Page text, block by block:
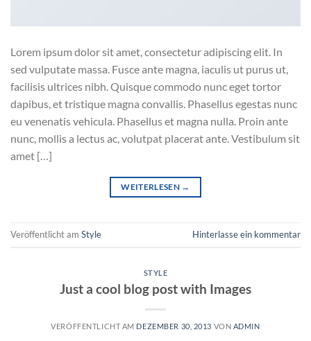
Lorem ipsum dolor sit amet, consectetur adipiscing elit. In
sed vulputate massa. Fusce ante magna, iaculis ut purus ut,
facilisis ultrices nibh. Quisque commodo nunc eget tortor
dapibus, et tristique magna convallis. Phasellus egestas nunc
eu venenatis vehicula. Phasellus et magna nulla. Proin ante
nunc, mollis a lectus ac, volutpat placerat ante. Vestibulum sit
amet […]
WEITERLESEN →
Veröffentlicht am Style Hinterlasse ein kommentar
STYLE
Just a cool blog post with Images
VERÖFFENTLICHT AM DEZEMBER 30, 2013 VON ADMIN